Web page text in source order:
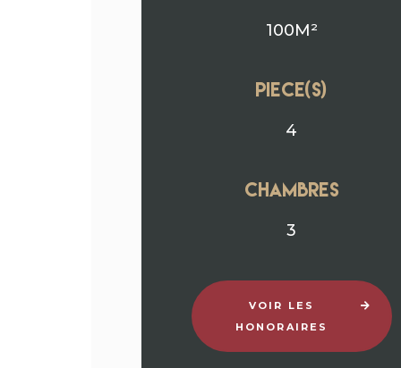
100M²
Piece(s)
4
chambres
3
VOIR LES
HONORAIRES